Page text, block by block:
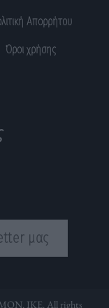
Απορρήτου
Όροι χρήσης
μας
ΙΚΕ. All rights